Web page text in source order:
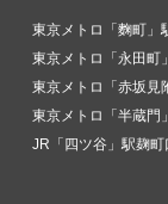
東京メトロ「麴町」
東京メトロ「永田町
東京メトロ「赤坂見
東京メトロ「半蔵門
JR「四ツ谷」駅麹